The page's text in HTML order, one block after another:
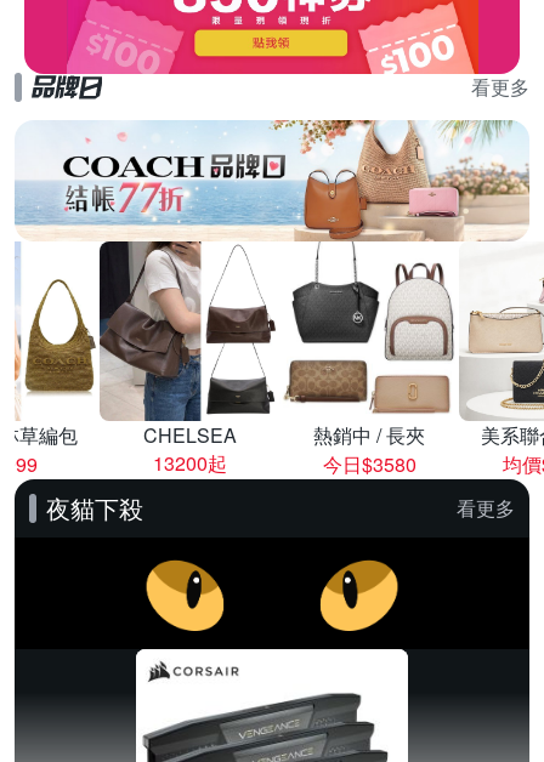
看更多
草編包
CHELSEA
13200起
熱銷中 / 長夾
今日$3580
美系
均
夜貓下殺 看更多